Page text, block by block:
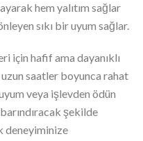
hem yalıtım sağlar
sıkı bir uyum sağlar.
için hafif ama dayanıklı
saatler boyunca rahat
veya işlevden ödün
şekilde
deneyiminize